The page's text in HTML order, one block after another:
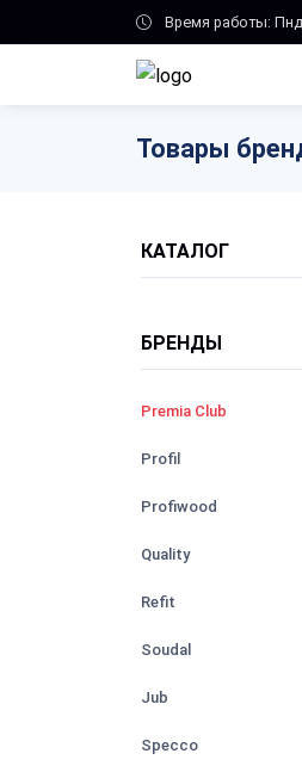
Skip to main contentВремя работы:
Товары
КАТАЛОГ
БРЕНДЫ
Kolt
Kraffa
Premia Club
Profil
Profiwood
Quality
Refit
Soudal
Jub
Specco